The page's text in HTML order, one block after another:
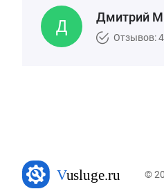
Дмитрий
Отзывов:
©